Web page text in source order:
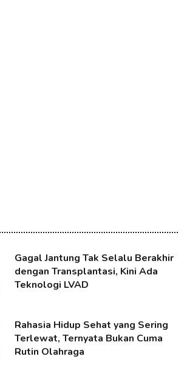
Gagal Jantung Tak Selalu Berakhir
dengan Transplantasi, Kini Ada
Teknologi LVAD
Rahasia Hidup Sehat yang Sering
Terlewat, Ternyata Bukan Cuma
Rutin Olahraga